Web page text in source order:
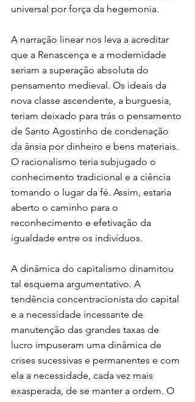
universal por força da hegemonia.
A narração linear nos leva a acreditar
que a Renascença e a modernidade
seriam a superação absoluta do
pensamento medieval. Os ideais da
nova classe ascendente, a burguesia,
teriam deixado para trás o pensamento
de Santo Agostinho de condenação
da ânsia por dinheiro e bens materiais.
O racionalismo teria subjugado o
conhecimento tradicional e a ciência
tomando o lugar da fé. Assim, estaria
aberto o caminho para o
reconhecimento e efetivação da
igualdade entre os indivíduos.
A dinâmica do capitalismo dinamitou
tal esquema argumentativo. A
tendência concentracionista do capital
e a necessidade incessante de
manutenção das grandes taxas de
lucro impuseram uma dinâmica de
crises sucessivas e permanentes e com
ela a necessidade, cada vez mais
exasperada, de se manter a ordem. O